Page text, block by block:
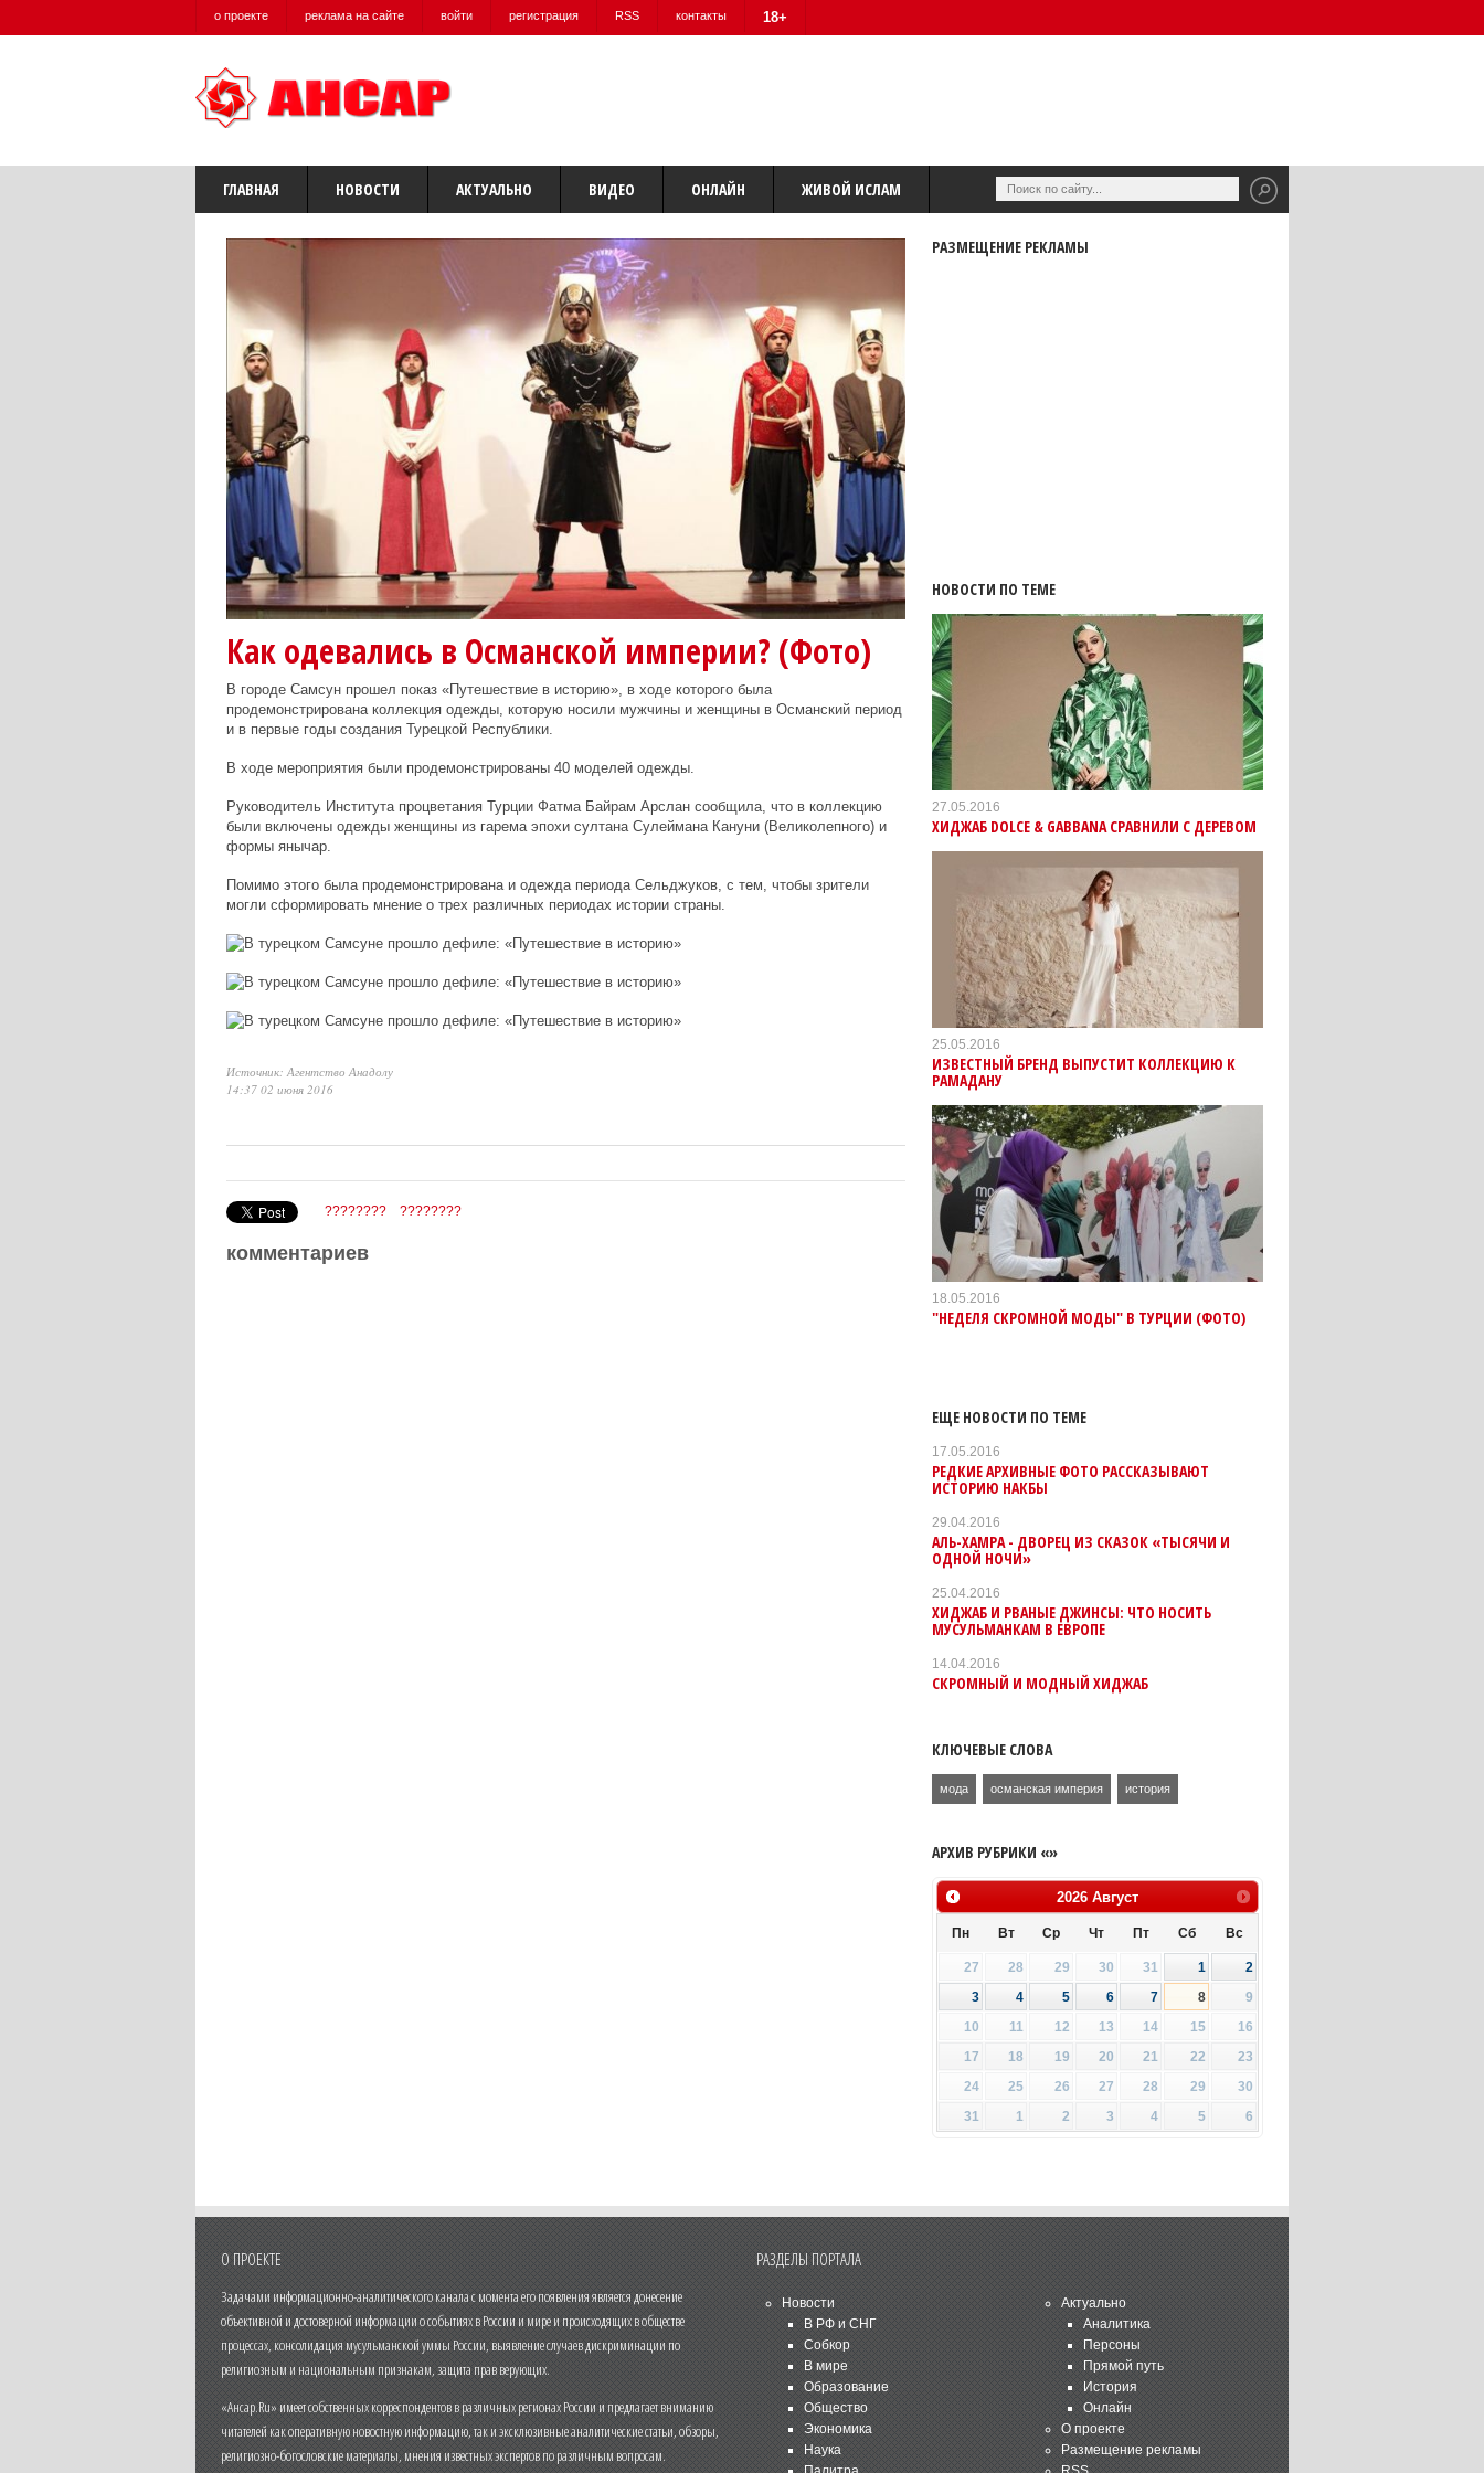
о проекте реклама на сайте войти регистрация RSS контакты 18+
ГЛАВНАЯ НОВОСТИ АКТУАЛЬНО ВИДЕО ОНЛАЙН ЖИВОЙ ИСЛАМ
Как одевались в Османской империи? (Фото)
В городе Самсун прошел показ «Путешествие в историю», в ходе которого была
продемонстрирована коллекция одежды, которую носили мужчины и женщины в Османский период
и в первые годы создания Турецкой Республики.
В ходе мероприятия были продемонстрированы 40 моделей одежды.
Руководитель Института процветания Турции Фатма Байрам Арслан сообщила, что в коллекцию
были включены одежды женщины из гарема эпохи султана Сулеймана Кануни (Великолепного) и
формы янычар.
Помимо этого была продемонстрирована и одежда периода Сельджуков, с тем, чтобы зрители
могли сформировать мнение о трех различных периодах истории страны.
Источник: Агентство Анадолу
14:37 02 июня 2016
???????? ????????
комментариев
РАЗМЕЩЕНИЕ РЕКЛАМЫ
НОВОСТИ ПО ТЕМЕ
27.05.2016
ХИДЖАБ DOLCE & GABBANA СРАВНИЛИ С ДЕРЕВОМ
25.05.2016
ИЗВЕСТНЫЙ БРЕНД ВЫПУСТИТ КОЛЛЕКЦИЮ К
РАМАДАНУ
18.05.2016
"НЕДЕЛЯ СКРОМНОЙ МОДЫ" В ТУРЦИИ (ФОТО)
ЕЩЕ НОВОСТИ ПО ТЕМЕ
17.05.2016
РЕДКИЕ АРХИВНЫЕ ФОТО РАССКАЗЫВАЮТ
ИСТОРИЮ НАКБЫ
29.04.2016
АЛЬ-ХАМРА - ДВОРЕЦ ИЗ СКАЗОК «ТЫСЯЧИ И
ОДНОЙ НОЧИ»
25.04.2016
ХИДЖАБ И РВАНЫЕ ДЖИНСЫ: ЧТО НОСИТЬ
МУСУЛЬМАНКАМ В ЕВРОПЕ
14.04.2016
СКРОМНЫЙ И МОДНЫЙ ХИДЖАБ
КЛЮЧЕВЫЕ СЛОВА
мода османская империя история
АРХИВ РУБРИКИ «»
2026 Август
Пн Вт Ср Чт Пт Сб Вс
27 28 29 30 31 1
2
3
4 5 6 7 8
9
10
11 12 13 14 15
16
17
18 19 20 21 22
23
24
25 26 27 28 29
30
31
1 2 3 4 5 6
О ПРОЕКТЕ
Задачами информационно-аналитического канала с момента его появления является донесение
объективной и достоверной информации о событиях в России и мире и происходящих в обществе
процессах, консолидация мусульманской уммы России, выявление случаев дискриминации по
религиозным и национальным признакам, защита прав верующих.
«Ансар.Ru» имеет собственных корреспондентов в различных регионах России и предлагает вниманию
читателей как оперативную новостную информацию, так и эксклюзивные аналитические статьи, обзоры,
религиозно-богословские материалы, мнения известных экспертов по различным вопросам.
РАЗДЕЛЫ ПОРТАЛА
Новости
В РФ и СНГ
Собкор
В мире
Образование
Общество
Экономика
Наука
Актуально
Аналитика
Персоны
Прямой путь
История
Онлайн
О проекте
Размещение рекламы